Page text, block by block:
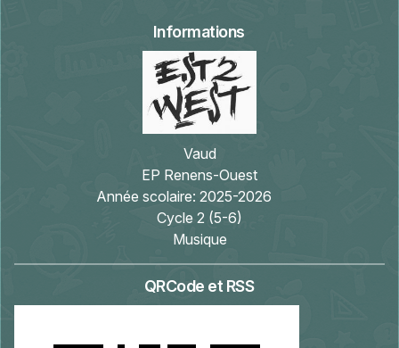
Informations
Vaud
EP Renens-Ouest
Année scolaire: 2025-2026
Cycle 2 (5-6)
Musique
QRCode et RSS